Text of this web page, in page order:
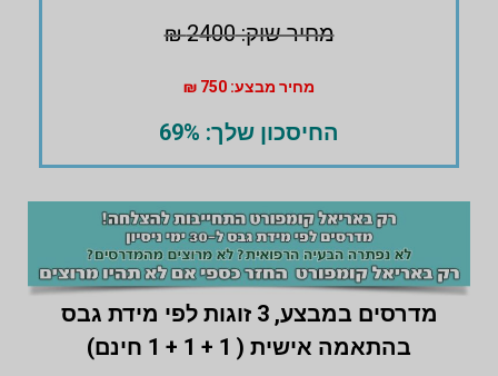
מחיר שוק: 2400 ₪
מחיר מבצע: 750 ₪
החיסכון שלך: 69%
מדרסים במבצע,
3 זוגות לפי מידת גבס
בהתאמה אישית ( 1 + 1 + 1 חינם)